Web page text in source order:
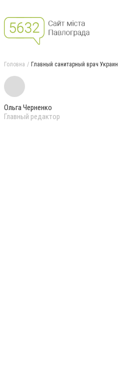
Головна Главный санитарный врач
Ольга Черненко
Главный редактор